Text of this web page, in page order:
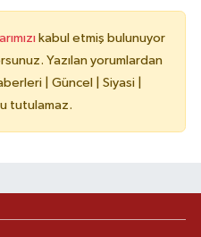
kabul etmiş bulunuyor
Yazılan yorumlardan
| Güncel | Siyasi |
tutulamaz.